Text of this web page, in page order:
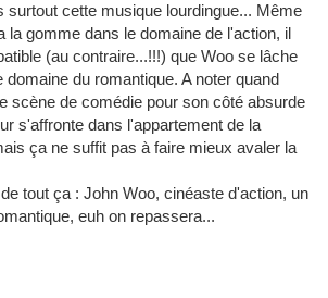
surtout cette musique lourdingue... Même
la gomme dans le domaine de l'action, il
(au contraire...!!!) que Woo se lâche
domaine du romantique. A noter quand
scène de comédie pour son côté absurde
s'affronte dans l'appartement de la
ça ne suffit pas à faire mieux avaler la
tout ça : John Woo, cinéaste d'action, un
euh on repassera...